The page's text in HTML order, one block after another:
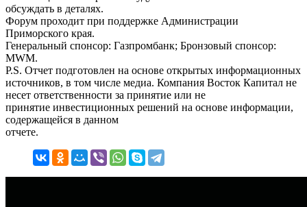
обсуждать в деталях.
Форум проходит при поддержке Администрации
Приморского края.
Генеральный спонсор: Газпромбанк; Бронзовый спонсор:
MWM.
P.S. Отчет подготовлен на основе открытых информационных
источников, в том числе медиа. Компания Восток Капитал не
несет ответственности за принятие или не
принятие инвестиционных решений на основе информации,
содержащейся в данном
отчете.